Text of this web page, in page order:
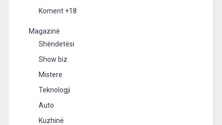
Koment +18
Magazinë
Shëndetësi
Show biz
Mistere
Teknologji
Auto
Kuzhinë